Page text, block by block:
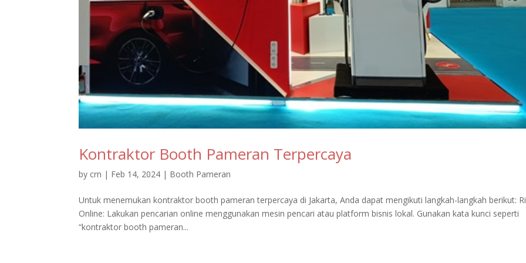
Kontraktor Booth Pameran Terpercaya
by crn | Feb 14, 2024 | Booth Pameran
Untuk menemukan kontraktor booth pameran terpercaya di Jakarta, Anda dapat mengikuti langkah-langkah berikut:
Online: Lakukan pencarian online menggunakan mesin pencari atau platform bisnis lokal. Gunakan kata kunci seperti
“kontraktor booth pameran...